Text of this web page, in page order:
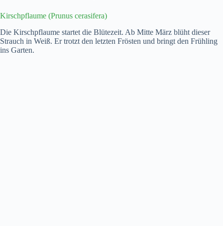
Kirschpflaume (Prunus cerasifera)
Die Kirschpflaume startet die Blütezeit. Ab Mitte März blüht dieser
Strauch in Weiß. Er trotzt den letzten Frösten und bringt den Frühling
ins Garten.